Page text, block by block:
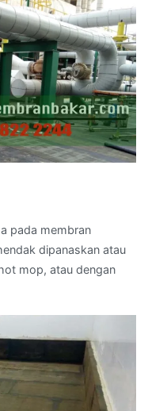
pada membran
dipanaskan atau
mop, atau dengan